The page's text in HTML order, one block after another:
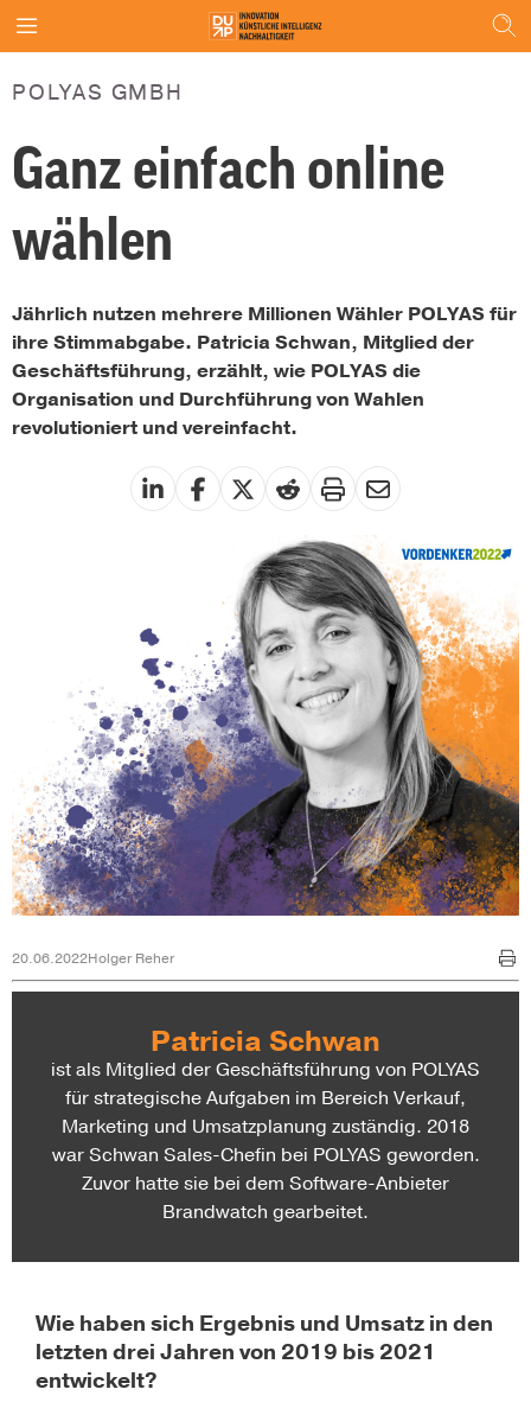
POLYAS GMBH
Ganz einfach online
wählen
Jährlich nutzen mehrere Millionen Wähler POLYAS für
ihre Stimmabgabe. Patricia Schwan, Mitglied der
Geschäftsführung, erzählt, wie POLYAS die
Organisation und Durchführung von Wahlen
revolutioniert und vereinfacht.
20.06.2022Holger Reher
Patricia Schwan
ist als Mitglied der Geschäftsführung von POLYAS
für strategische Aufgaben im Bereich Verkauf,
Marketing und Umsatzplanung zuständig. 2018
war Schwan Sales-Chefin bei POLYAS geworden.
Zuvor hatte sie bei dem Software-Anbieter
Brandwatch gearbeitet.
Wie haben sich Ergebnis und Umsatz in den
letzten drei Jahren von 2019 bis 2021
entwickelt?